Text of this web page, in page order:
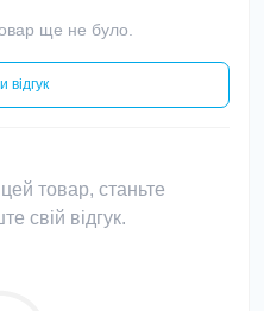
ще не було.
відгук
товар, станьте
свій відгук.